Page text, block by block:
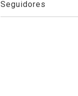
Seguidores